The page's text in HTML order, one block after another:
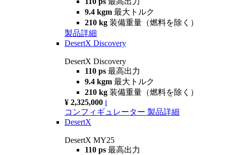
9.4 kgm 最大トルク
210 kg 装備重量（燃料を除く）
製品詳細
DesertX Discovery
DesertX Discovery
110 ps 最高出力
9.4 kgm 最大トルク
210 kg 装備重量（燃料を除く）
¥ 2,325,000 i
コンフィギュレーター 製品詳細
DesertX
DesertX MY25
110 ps 最高出力